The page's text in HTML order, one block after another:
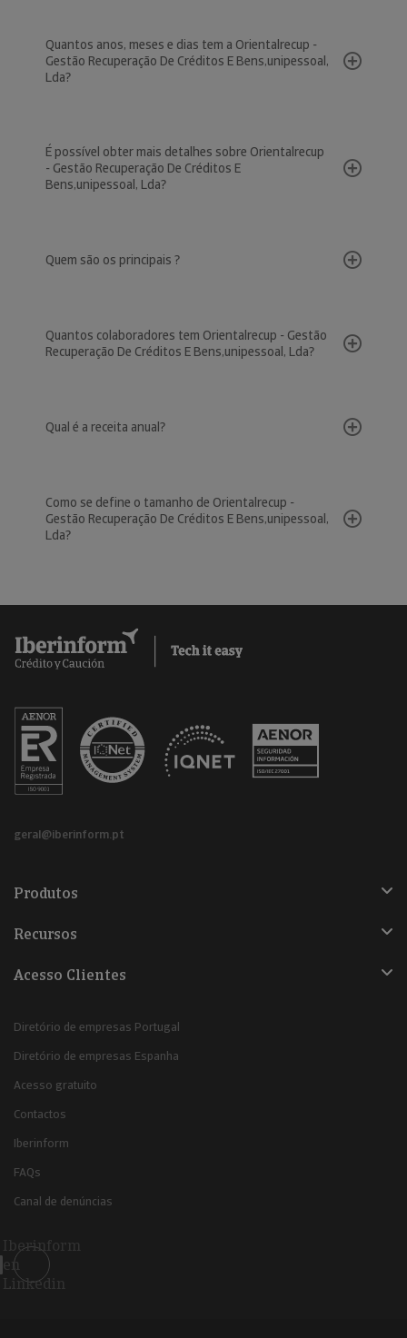
Quantos anos, meses e dias tem a Orientalrecup -
Gestão Recuperação De Créditos E Bens,unipessoal,
Lda?
É possível obter mais detalhes sobre Orientalrecup
- Gestão Recuperação De Créditos E
Bens,unipessoal, Lda?
Quem são os principais ?
Quantos colaboradores tem Orientalrecup - Gestão
Recuperação De Créditos E Bens,unipessoal, Lda?
Qual é a receita anual?
Como se define o tamanho de Orientalrecup -
Gestão Recuperação De Créditos E Bens,unipessoal,
Lda?
geral@iberinform.pt
Produtos
Recursos
Acesso Clientes
Diretório de empresas Portugal
Diretório de empresas Espanha
Acesso gratuito
Contactos
Iberinform
FAQs
Canal de denúncias
Iberinform
en
Linkedin